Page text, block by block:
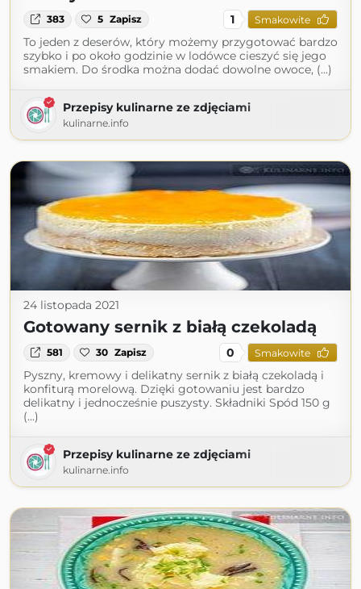
383 5 Zapisz 1 Smakowite
To jeden z deserów, który możemy przygotować bardzo
szybko i po około godzinie w lodówce cieszyć się jego
smakiem. Do środka można dodać dowolne owoce, (...)
Przepisy kulinarne ze zdjęciami
kulinarne.info
24 listopada 2021
Gotowany sernik z białą czekoladą
581 30 Zapisz 0 Smakowite
Pyszny, kremowy i delikatny sernik z białą czekoladą i
konfiturą morelową. Dzięki gotowaniu jest bardzo
delikatny i jednocześnie puszysty. Składniki Spód 150 g
(...)
Przepisy kulinarne ze zdjęciami
kulinarne.info